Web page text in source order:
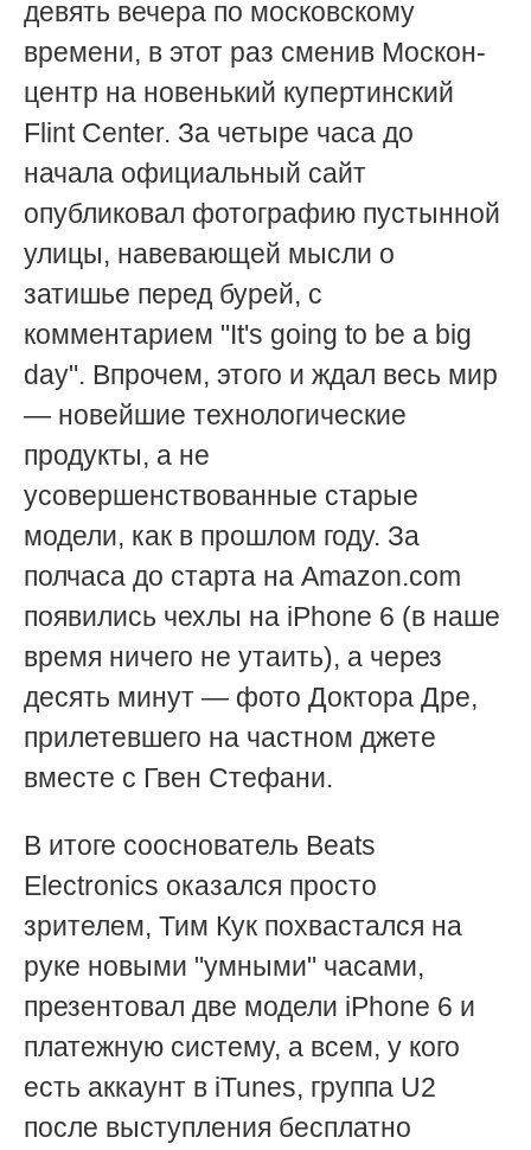
девять вечера по московскому
времени, в этот раз сменив Москон-
центр на новенький купертинский
Flint Center. За четыре часа до
начала официальный сайт
опубликовал фотографию пустынной
улицы, навевающей мысли о
затишье перед бурей, с
комментарием "It's going to be a big
day". Впрочем, этого и ждал весь мир
— новейшие технологические
продукты, а не
усовершенствованные старые
модели, как в прошлом году. За
полчаса до старта на Amazon.com
появились чехлы на iPhone 6 (в наше
время ничего не утаить), а через
десять минут — фото Доктора Дре,
прилетевшего на частном джете
вместе с Гвен Стефани.
В итоге сооснователь Beats
Electronics оказался просто
зрителем, Тим Кук похвастался на
руке новыми "умными" часами,
презентовал две модели iPhone 6 и
платежную систему, а всем, у кого
есть аккаунт в iTunes, группа U2
после выступления бесплатно